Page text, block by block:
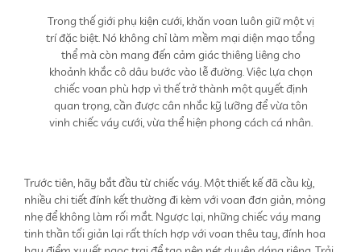
Trong thế giới phụ kiện cưới, khăn voan luôn giữ một vị
trí đặc biệt. Nó không chỉ làm mềm mại diện mạo tổng
thể mà còn mang đến cảm giác thiêng liêng cho
khoảnh khắc cô dâu bước vào lễ đường. Việc lựa chọn
chiếc voan phù hợp vì thế trở thành một quyết định
quan trọng, cần được cân nhắc kỹ lưỡng để vừa tôn
vinh chiếc váy cưới, vừa thể hiện phong cách cá nhân.
Trước tiên, hãy bắt đầu từ chiếc váy. Một thiết kế đã cầu kỳ,
nhiều chi tiết đính kết thường đi kèm với voan đơn giản, mỏng
nhẹ để không làm rối mắt. Ngược lại, những chiếc váy mang
tinh thần tối giản lại rất thích hợp với voan thêu tay, đính hoa